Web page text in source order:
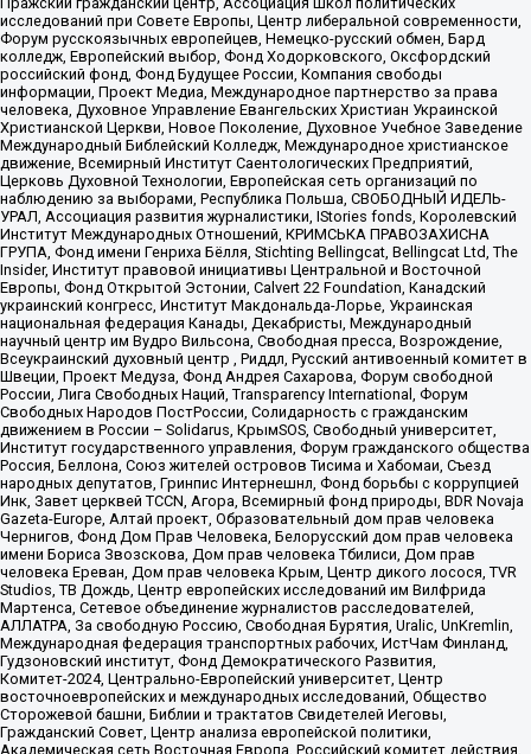
исследований при Совете Европы, Центр либеральной современности,
Форум русскоязычных европейцев, Немецко-русский обмен, Бард
колледж, Европейский выбор, Фонд Ходорковского, Оксфордский
российский фонд, Фонд Будущее России, Компания свободы
информации, Проект Медиа, Международное партнерство за права
человека, Духовное Управление Евангельских Христиан Украинской
Христианской Церкви, Новое Поколение, Духовное Учебное Заведение
Международный Библейский Колледж, Международное христианское
движение, Всемирный Институт Саентологических Предприятий,
Церковь Духовной Технологии, Европейская сеть организаций по
наблюдению за выборами, Республика Польша, СВОБОДНЫЙ ИДЕЛЬ-
УРАЛ, Ассоциация развития журналистики, IStories fonds, Королевский
Институт Международных Отношений, КРИМСЬКА ПРАВОЗАХИСНА
ГРУПА, Фонд имени Генриха Бёлля, Stichting Bellingcat, Bellingcat Ltd, The
Insider, Институт правовой инициативы Центральной и Восточной
Европы, Фонд Открытой Эстонии, Calvert 22 Foundation, Канадский
украинский конгресс, Институт Макдональда-Лорье, Украинская
национальная федерация Канады, Декабристы, Международный
научный центр им Вудро Вильсона, Свободная пресса, Возрождение,
Всеукраинский духовный центр , Риддл, Русский антивоенный комитет в
Швеции, Проект Медуза, Фонд Андрея Сахарова, Форум свободной
России, Лига Свободных Наций, Transparеncy International, Форум
Свободных Народов ПостРоссии, Солидарность с гражданским
движением в России – Solidarus, КрымSOS, Свободный университет,
Институт государственного управления, Форум гражданского общества
Россия, Беллона, Союз жителей островов Тисима и Хабомаи, Съезд
народных депутатов, Гринпис Интернешнл, Фонд борьбы с коррупцией
Инк, Завет церквей TCCN, Агора, Всемирный фонд природы, BDR Novaja
Gazeta-Europe, Алтай проект, Образовательный дом прав человека
Чернигов, Фонд Дом Прав Человека, Белорусский дом прав человека
имени Бориса Звозскова, Дом прав человека Тбилиси, Дом прав
человека Ереван, Дом прав человека Крым, Центр дикого лосося, TVR
Studios, ТВ Дождь, Центр европейских исследований им Вилфрида
Мартенса, Сетевое объединение журналистов расследователей,
АЛЛАТРА, За свободную Россию, Свободная Бурятия, Uralic, UnKremlin,
Международная федерация транспортных рабочих, ИстЧам Финланд,
Гудзоновский институт, Фонд Демократического Развития,
Комитет-2024, Центрально-Европейский университет, Центр
восточноевропейских и международных исследований, Общество
Сторожевой башни, Библии и трактатов Свидетелей Иеговы,
Гражданский Совет, Центр анализа европейской политики,
Академическая сеть Восточная Европа, Российский комитет действия,